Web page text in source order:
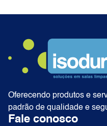
Oferecendo produtos e
padrão de qualidade e
Fale conosco